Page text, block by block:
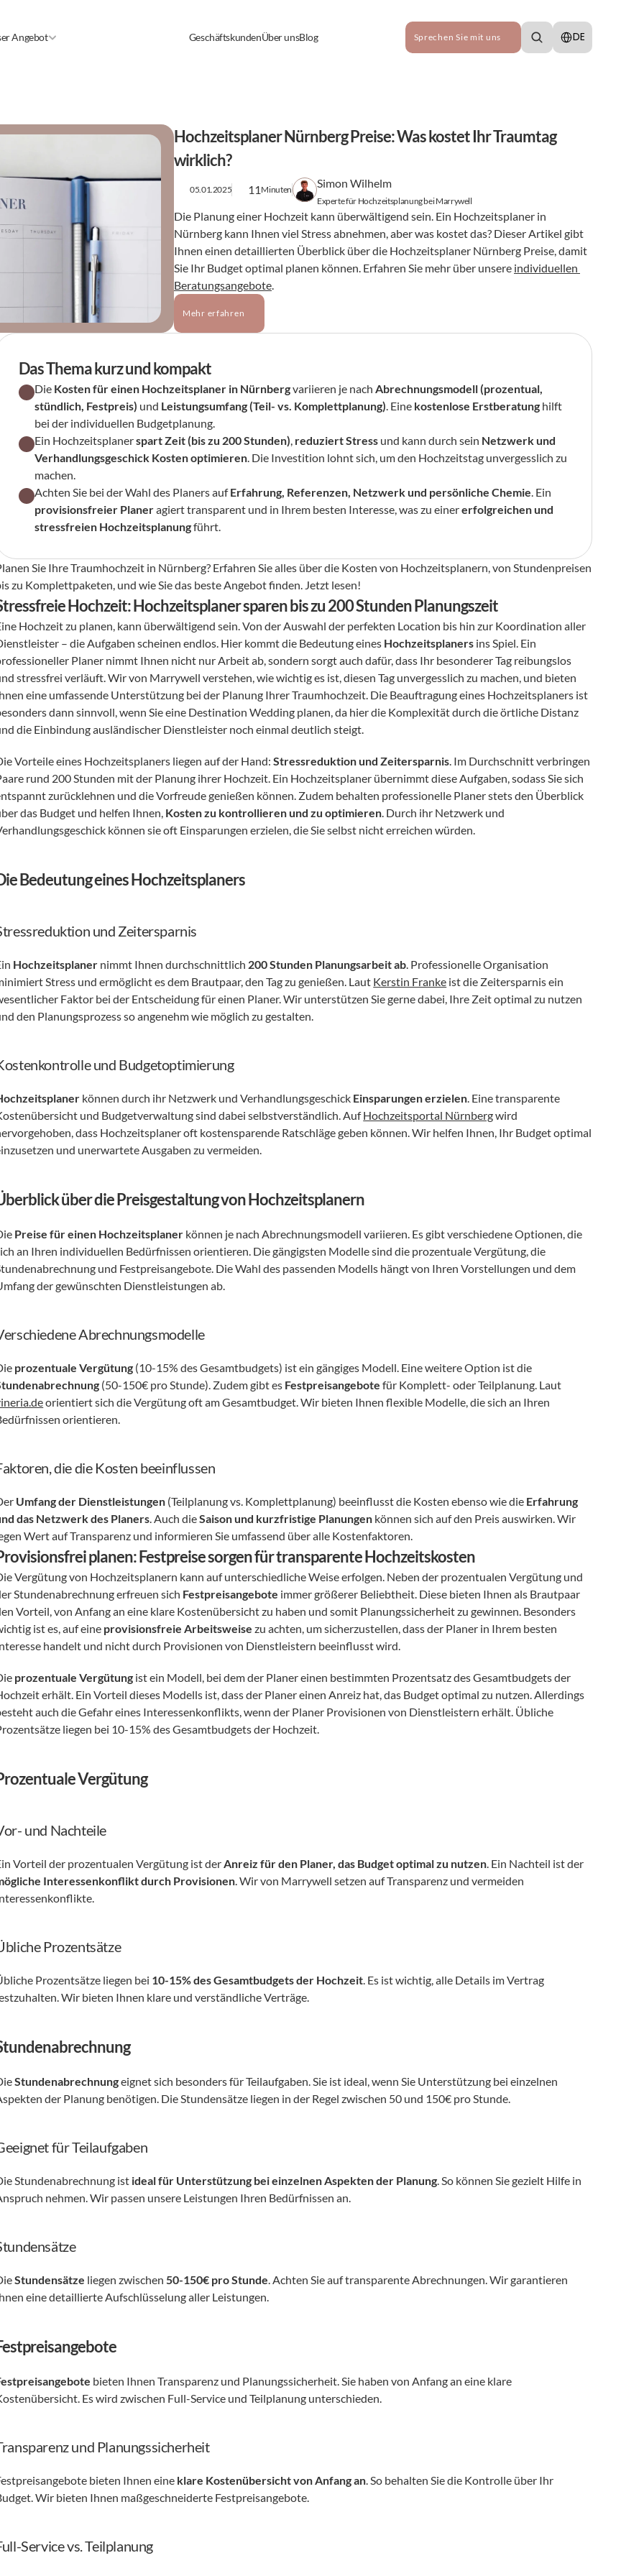
Angebot GeschäftskundenÜber unsBlog Sprechen Sie mit uns
Select Language
DE
Hochzeitsplaner Nürnberg Preise: Was kostet Ihr Traumtag
wirklich?
05.01.2025 11 Minuten Simon Wilhelm
Experte für Hochzeitsplanung bei Marrywell
Die Planung einer Hochzeit kann überwältigend sein. Ein Hochzeitsplaner in
Nürnberg kann Ihnen viel Stress abnehmen, aber was kostet das? Dieser Artikel gibt
Ihnen einen detaillierten Überblick über die Hochzeitsplaner Nürnberg Preise, damit
Sie Ihr Budget optimal planen können. Erfahren Sie mehr über unsere individuellen
Beratungsangebote.
Mehr erfahren
Das Thema kurz und kompakt
Die Kosten für einen Hochzeitsplaner in Nürnberg variieren je nach Abrechnungsmodell (prozentual,
stündlich, Festpreis) und Leistungsumfang (Teil- vs. Komplettplanung). Eine kostenlose Erstberatung hilft
bei der individuellen Budgetplanung.
Ein Hochzeitsplaner spart Zeit (bis zu 200 Stunden), reduziert Stress und kann durch sein Netzwerk und
Verhandlungsgeschick Kosten optimieren. Die Investition lohnt sich, um den Hochzeitstag unvergesslich zu
machen.
Achten Sie bei der Wahl des Planers auf Erfahrung, Referenzen, Netzwerk und persönliche Chemie
provisionsfreier Planer agiert transparent und in Ihrem besten Interesse, was zu einer erfolgreichen und
stressfreien Hochzeitsplanung führt.
Sie Ihre Traumhochzeit in Nürnberg? Erfahren Sie alles über die Kosten von Hochzeitsplanern, von Stundenpreisen
zu Komplettpaketen, und wie Sie das beste Angebot finden. Jetzt lesen!
Hochzeit: Hochzeitsplaner sparen bis zu 200 Stunden Planungszeit
Hochzeit zu planen, kann überwältigend sein. Von der Auswahl der perfekten Location bis hin zur Koordination aller
– die Aufgaben scheinen endlos. Hier kommt die Bedeutung eines Hochzeitsplaners ins Spiel. Ein
Planer nimmt Ihnen nicht nur Arbeit ab, sondern sorgt auch dafür, dass Ihr besonderer Tag reibungslos
stressfrei verläuft. Wir von Marrywell verstehen, wie wichtig es ist, diesen Tag unvergesslich zu machen, und bieten
eine umfassende Unterstützung bei der Planung Ihrer Traumhochzeit. Die Beauftragung eines Hochzeitsplaners ist
dann sinnvoll, wenn Sie eine Destination Wedding planen, da hier die Komplexität durch die örtliche Distanz
die Einbindung ausländischer Dienstleister noch einmal deutlich steigt.
Vorteile eines Hochzeitsplaners liegen auf der Hand: Stressreduktion und Zeitersparnis. Im Durchschnitt verbringen
rund 200 Stunden mit der Planung ihrer Hochzeit. Ein Hochzeitsplaner übernimmt diese Aufgaben, sodass Sie sich
zurücklehnen und die Vorfreude genießen können. Zudem behalten professionelle Planer stets den Überblick
das Budget und helfen Ihnen, Kosten zu kontrollieren und zu optimieren. Durch ihr Netzwerk und
können sie oft Einsparungen erzielen, die Sie selbst nicht erreichen würden.
Bedeutung eines Hochzeitsplaners
und Zeitersparnis
Hochzeitsplaner nimmt Ihnen durchschnittlich 200 Stunden Planungsarbeit ab. Professionelle Organisation
Stress und ermöglicht es dem Brautpaar, den Tag zu genießen. Laut Kerstin Franke ist die Zeitersparnis ein
Faktor bei der Entscheidung für einen Planer. Wir unterstützen Sie gerne dabei, Ihre Zeit optimal zu nutzen
den Planungsprozess so angenehm wie möglich zu gestalten.
und Budgetoptimierung
können durch ihr Netzwerk und Verhandlungsgeschick Einsparungen erzielen. Eine transparente
und Budgetverwaltung sind dabei selbstverständlich. Auf Hochzeitsportal Nürnberg wird
dass Hochzeitsplaner oft kostensparende Ratschläge geben können. Wir helfen Ihnen, Ihr Budget optimal
und unerwartete Ausgaben zu vermeiden.
über die Preisgestaltung von Hochzeitsplanern
Preise für einen Hochzeitsplaner können je nach Abrechnungsmodell variieren. Es gibt verschiedene Optionen, die
an Ihren individuellen Bedürfnissen orientieren. Die gängigsten Modelle sind die prozentuale Vergütung, die
und Festpreisangebote. Die Wahl des passenden Modells hängt von Ihren Vorstellungen und dem
der gewünschten Dienstleistungen ab.
Abrechnungsmodelle
prozentuale Vergütung
(50-150€ pro Stunde). Zudem gibt es Festpreisangebote
orientiert sich die Vergütung oft am Gesamtbudget. Wir bieten Ihnen flexible Modelle, die sich an Ihren
orientieren.
die die Kosten beeinflussen
Umfang der Dienstleistungen (Teilplanung vs. Komplettplanung) beeinflusst die Kosten ebenso wie die Erfahrung
das Netzwerk des Planers. Auch die Saison und kurzfristige Planungen können sich auf den Preis auswirken. Wir
Wert auf Transparenz und informieren Sie umfassend über alle Kostenfaktoren.
planen: Festpreise sorgen für transparente Hochzeitskosten
Vergütung von Hochzeitsplanern kann auf unterschiedliche Weise erfolgen. Neben der prozentualen Vergütung und
Stundenabrechnung erfreuen sich Festpreisangebote immer größerer Beliebtheit. Diese bieten Ihnen als Brautpaar
Vorteil, von Anfang an eine klare Kostenübersicht zu haben und somit Planungssicherheit zu gewinnen. Besonders
ist es, auf eine provisionsfreie Arbeitsweise zu achten, um sicherzustellen, dass der Planer in Ihrem besten
handelt und nicht durch Provisionen von Dienstleistern beeinflusst wird.
prozentuale Vergütung ist ein Modell, bei dem der Planer einen bestimmten Prozentsatz des Gesamtbudgets der
erhält. Ein Vorteil dieses Modells ist, dass der Planer einen Anreiz hat, das Budget optimal zu nutzen. Allerdings
auch die Gefahr eines Interessenkonflikts, wenn der Planer Provisionen von Dienstleistern erhält. Übliche
liegen bei 10-15% des Gesamtbudgets der Hochzeit.
Vergütung
und Nachteile
Vorteil der prozentualen Vergütung ist der Anreiz für den Planer, das Budget optimal zu nutzen
Interessenkonflikt durch Provisionen. Wir von Marrywell setzen auf Transparenz und vermeiden
Prozentsätze
Prozentsätze liegen bei 10-15% des Gesamtbudgets der Hochzeit. Es ist wichtig, alle Details im Vertrag
Wir bieten Ihnen klare und verständliche Verträge.
Stundenabrechnung eignet sich besonders für Teilaufgaben. Sie ist ideal, wenn Sie Unterstützung bei einzelnen
der Planung benötigen. Die Stundensätze liegen in der Regel zwischen 50 und 150€ pro Stunde.
für Teilaufgaben
Stundenabrechnung ist ideal für Unterstützung bei einzelnen Aspekten der Planung. So können Sie gezielt Hilfe in
nehmen. Wir passen unsere Leistungen Ihren Bedürfnissen an.
Stundensätze liegen zwischen 50-150€ pro Stunde. Achten Sie auf transparente Abrechnungen. Wir garantieren
eine detaillierte Aufschlüsselung aller Leistungen.
bieten Ihnen Transparenz und Planungssicherheit. Sie haben von Anfang an eine klare
Es wird zwischen Full-Service und Teilplanung unterschieden.
und Planungssicherheit
bieten Ihnen eine klare Kostenübersicht von Anfang an. So behalten Sie die Kontrolle über Ihr
Wir bieten Ihnen maßgeschneiderte Festpreisangebote.
Service vs. Teilplanung